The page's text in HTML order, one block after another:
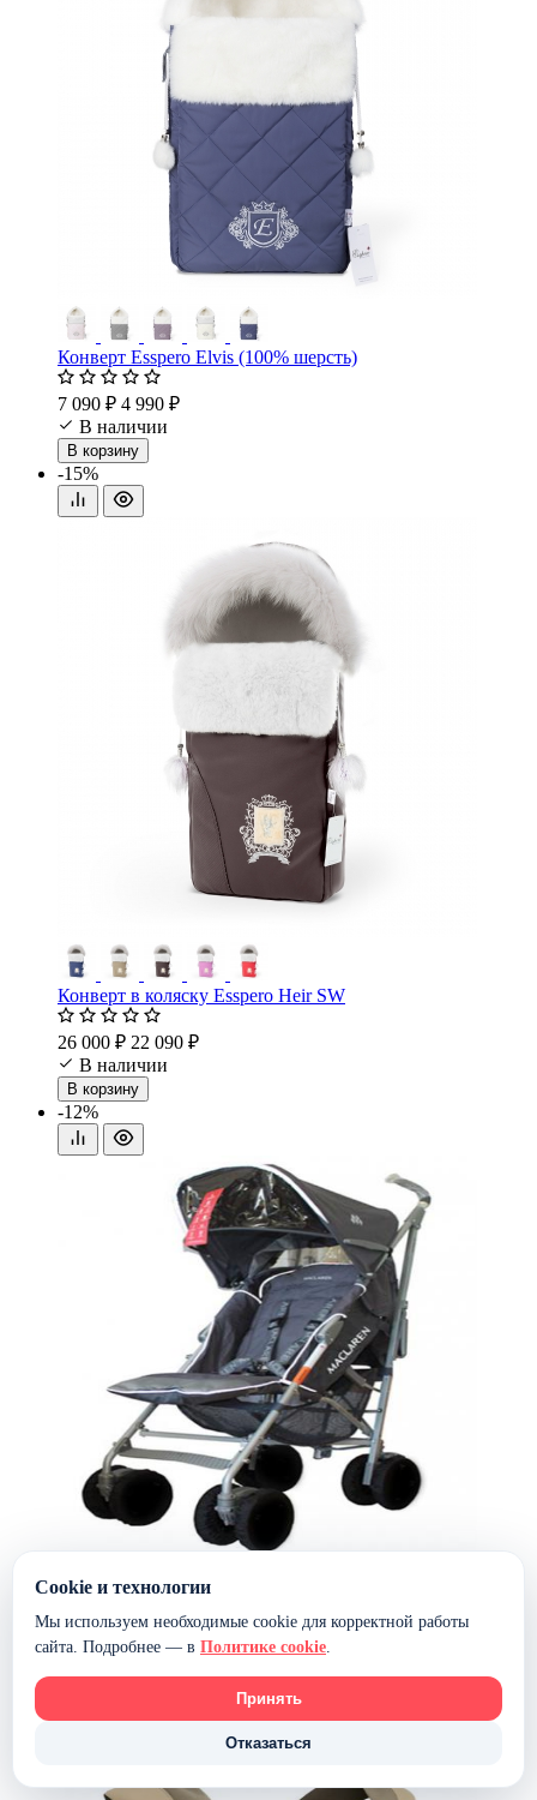
Конверт Esspero Elvis (100% шерсть)
7 090 ₽ 4 990 ₽
В наличии
В корзину
-15%
Конверт в коляску Esspero Heir SW
26 000 ₽ 22 090 ₽
В наличии
В корзину
-12%
Чехлы для колес на коляски-трости (универсальные)
900 ₽ 790 ₽
Cookie и технологии
Мы используем необходимые cookie для корректной работы
сайта. Подробнее — в Политике cookie.
Принять
Отказаться